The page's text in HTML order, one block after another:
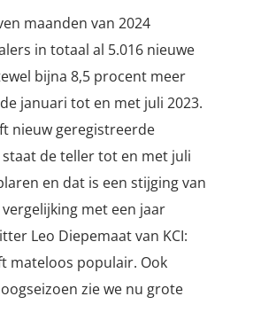
maanden van 2024
in totaal al 5.016 nieuwe
bijna 8,5 procent meer
januari tot en met juli 2023.
nieuw geregistreerde
staat de teller tot en met juli
en dat is een stijging van
met een jaar
Leo Diepemaat van KCI:
mateloos populair. Ook
zie we nu grote